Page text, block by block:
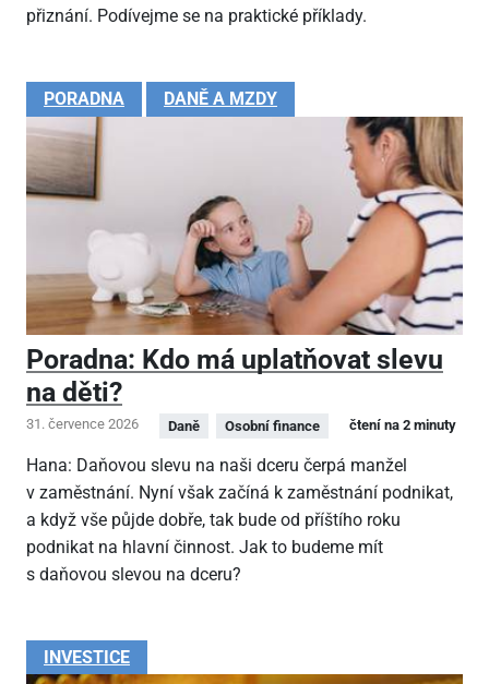
přiznání. Podívejme se na praktické příklady.
PORADNA DANĚ A MZDY
Poradna: Kdo má uplatňovat slevu
na děti?
31. července 2026 Daně Osobní finance čtení na 2 minuty
Hana: Daňovou slevu na naši dceru čerpá manžel
v zaměstnání. Nyní však začíná k zaměstnání podnikat,
a když vše půjde dobře, tak bude od příštího roku
podnikat na hlavní činnost. Jak to budeme mít
s daňovou slevou na dceru?
INVESTICE